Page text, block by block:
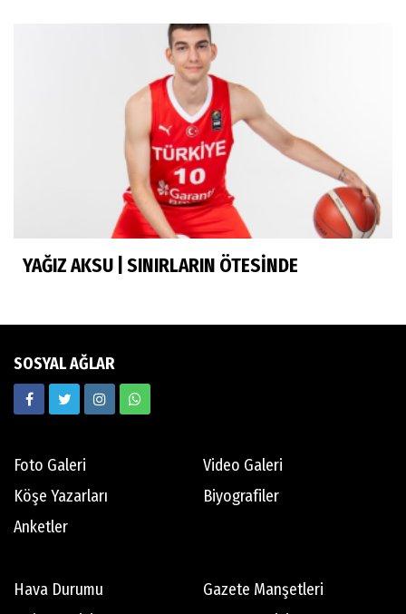
Esmeral Tunçluer
Batur Abi anısına...
Murat Yosmaoğlu
Herkesin Batur Abisi
Neşe Ceylan Zengin
Ekrem Memnun
Hedef odaklı
Abdi İpekçi
Mutsuz son
YAĞIZ AKSU | SINIRLARIN ÖTESİNDE
SOSYAL AĞLAR
Foto Galeri
Video Galeri
Köşe Yazarları
Biyografiler
Anketler
Hava Durumu
Gazete Manşetleri